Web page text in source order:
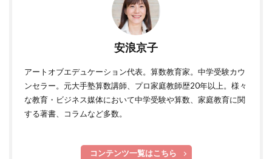
安浪京子
アートオブエデュケーション代表。算数教育家。中学受験カウ
ンセラー。元大手塾算数講師、プロ家庭教師歴20年以上。様々
な教育・ビジネス媒体において中学受験や算数、家庭教育に関
する著書、コラムなど多数。
コンテンツ一覧はこちら